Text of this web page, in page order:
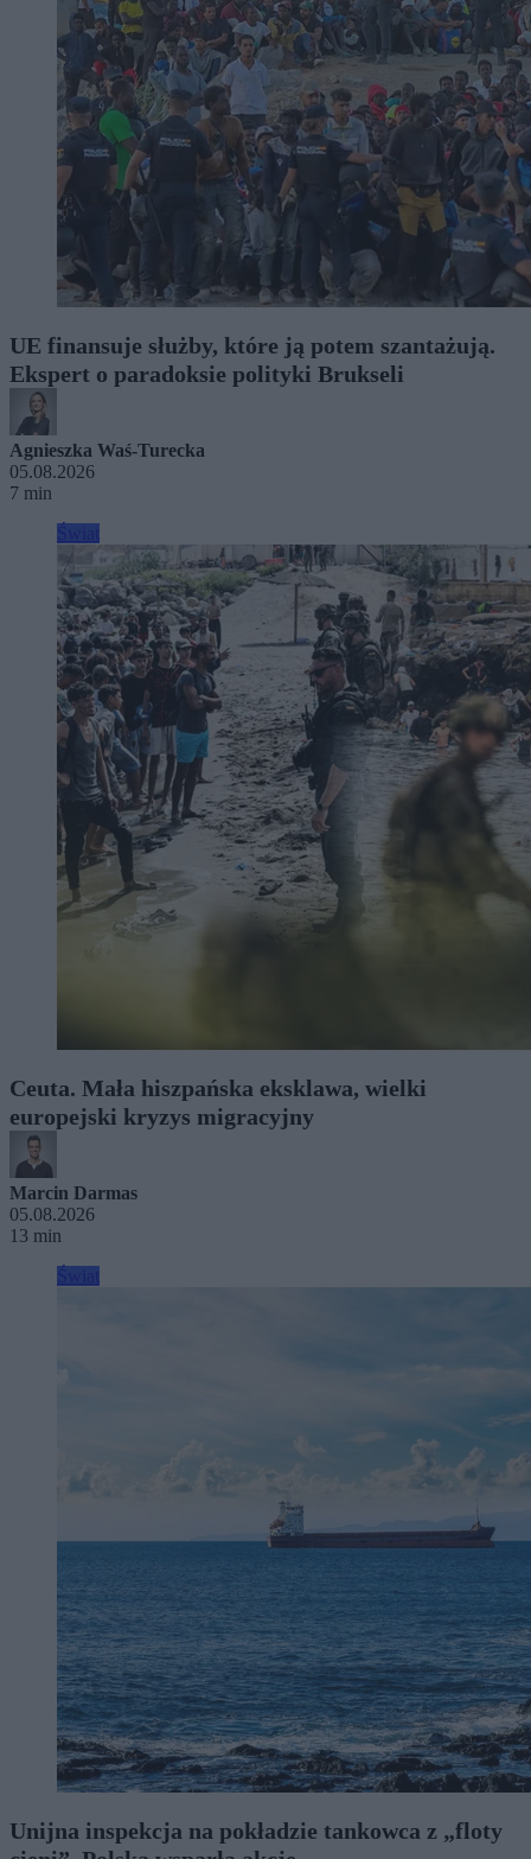
UE finansuje służby, które ją potem szantażują.
Ekspert o paradoksie polityki Brukseli
Agnieszka Waś-Turecka
05.08.2026
7 min
Ceuta. Mała hiszpańska eksklawa, wielki
europejski kryzys migracyjny
Marcin Darmas
05.08.2026
13 min
Unijna inspekcja na pokładzie tankowca z „floty